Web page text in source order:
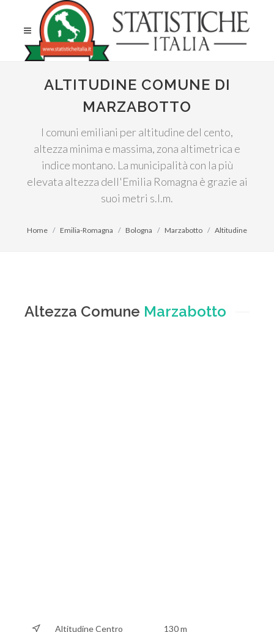
ALTITUDINE COMUNE DI
MARZABOTTO
I comuni emiliani per altitudine del cento,
altezza minima e massima, zona altimetrica e
indice montano. La municipalità con la più
elevata altezza dell'Emilia Romagna è grazie ai
suoi metri s.l.m.
Home Emilia-Romagna Bologna Marzabotto Altitudine
Altezza Comune Marzabotto
Altitudine Centro
130 m